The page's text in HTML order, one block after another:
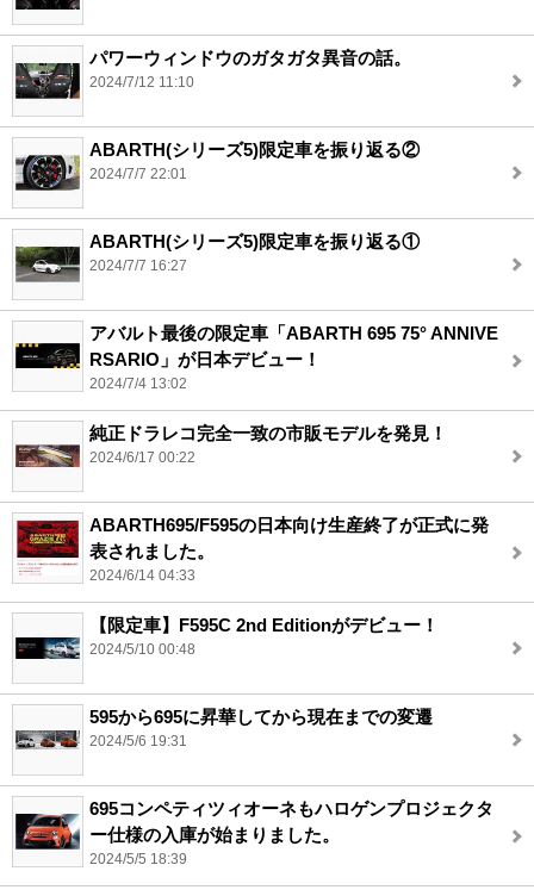
パワーウィンドウのガタガタ異音の話。
2024/7/12 11:10
ABARTH(シリーズ5)限定車を振り返る②
2024/7/7 22:01
ABARTH(シリーズ5)限定車を振り返る①
2024/7/7 16:27
アバルト最後の限定車「ABARTH 695 75° ANNIVE
RSARIO」が日本デビュー！
2024/7/4 13:02
純正ドラレコ完全一致の市販モデルを発見！
2024/6/17 00:22
ABARTH695/F595の日本向け生産終了が正式に発
表されました。
2024/6/14 04:33
【限定車】F595C 2nd Editionがデビュー！
2024/5/10 00:48
595から695に昇華してから現在までの変遷
2024/5/6 19:31
695コンペティツィオーネもハロゲンプロジェクタ
ー仕様の入庫が始まりました。
2024/5/5 18:39